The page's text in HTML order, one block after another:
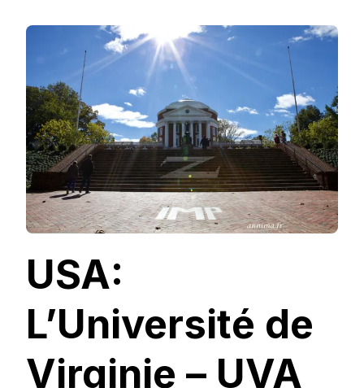
VIRGINIE
USA:
L’Université de
Virginie – UVA